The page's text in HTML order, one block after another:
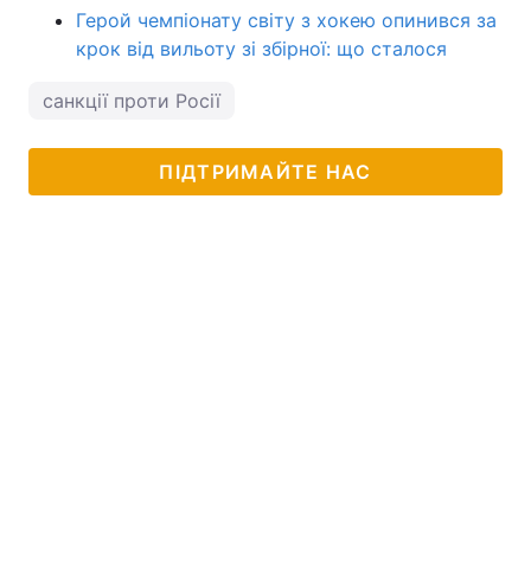
Герой чемпіонату світу з хокею опинився за
крок від вильоту зі збірної: що сталося
санкції проти Росії
ПІДТРИМАЙТЕ НАС